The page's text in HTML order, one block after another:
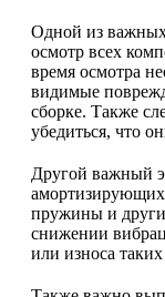
Одной из важных
осмотр всех
время осмотра
видимые
сборке. Также
убедиться, что
Другой важный
пружины и
снижении
или износа